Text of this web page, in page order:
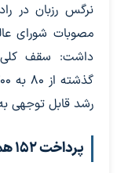
نرگس رزبان در
مصوبات شورای
داشت: سقف
رشد قابل توجهی به ۳۰۰ همت رسیده
پرداخت ۱۵۲ همت تسهیلات تاکنون